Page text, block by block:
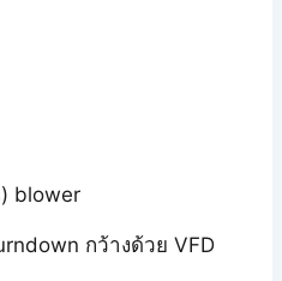
blower
กว้างด้วย VFD